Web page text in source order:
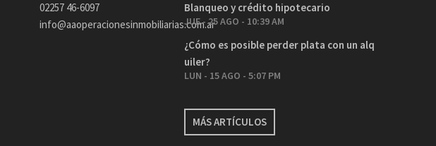
02257 46-6097
info@aaoperacionesinmobiliarias.com.ar
Blanqueo y crédito hipotecario
JUE - 25 AGO - 10:39 AM
¿Cómo es posible perder plata con un alq
uiler?
LUN - 15 AGO - 5:07 PM
MÁS ARTÍCULOS